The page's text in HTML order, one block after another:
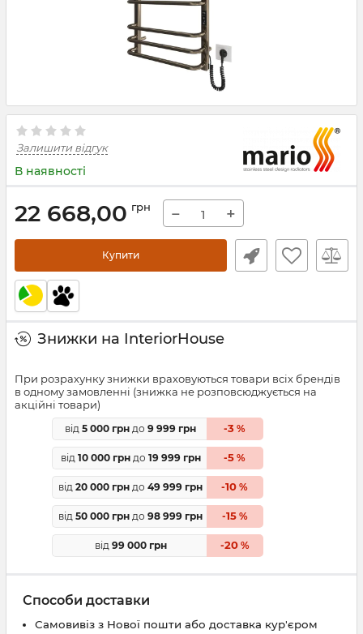
Залишити відгук
В наявності
22 668,00 грн − +
Купити
Знижки на InteriorHouse
При розрахунку знижки враховуються товари всіх брендів
в одному замовленні (знижка не розповсюджується на
акційні товари)
від 5 000 грн до 9 999 грн -3 %
від 10 000 грндо 19 999 грн -5 %
від 20 000 грн до 49 999 грн -10 %
від 50 000 грн до 98 999 грн -15%
від 99 000 грн -20%
Способи доставки
Самовивіз з Нової пошти або доставка кур'єром